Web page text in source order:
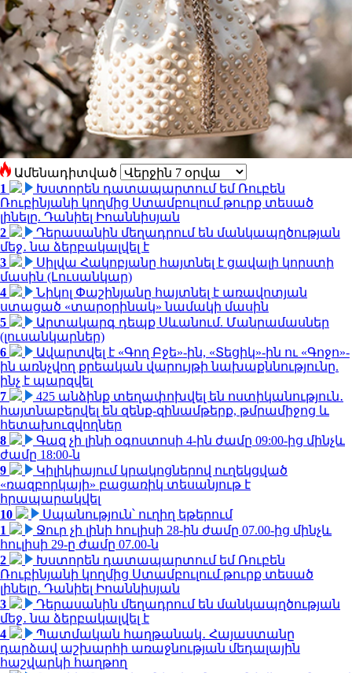
Ամենադիտված
1
Խստորեն դատապարտում եմ Ռուբեն
Ռուբինյանի կողմից Ստամբուլում թուրք տեսած
լինելը. Դանիել Իոաննիսյան
2
Դերասանին մեղադրում են մանկապղծության
մեջ․ նա ձերբակալվել է
3
Սիլվա Հակոբյանը հայտնել է ցավալի կորստի
մասին (Լուսանկար)
4
Նիկոլ Փաշինյանը հայտնել է առավոտյան
ստացած «տարօրինակ» նամակի մասին
5
Արտակարգ դեպք Սևանում. Մանրամասներ
(լուսանկարներ)
6
Ավարտվել է «Գող Բջե»-ին, «Տեցիկ»-ին ու «Գոջո»-
ին առնչվող քրեական վարույթի նախաքննությունը.
ինչ է պարզվել
7
425 անձինք տեղափոխվել են ոստիկանություն․
հայտնաբերվել են զենք-զինամթերք, թմրամիջոց և
հետախուզվողներ
8
Գազ չի լինի օգոստոսի 4-ին ժամը 09:00-ից մինչև
ժամը 18:00-ն
9
Կիլիկիայում կրակոցներով ուղեկցված
«ռազբորկայի» բացառիկ տեսանյութ է
հրապարակվել
10
Սպանություն՝ ուղիղ եթերում
1
Ջուր չի լինի հուլիսի 28-ին ժամը 07.00-ից մինչև
հուլիսի 29-ը ժամը 07.00-ն
2
Խստորեն դատապարտում եմ Ռուբեն
Ռուբինյանի կողմից Ստամբուլում թուրք տեսած
լինելը. Դանիել Իոաննիսյան
3
Դերասանին մեղադրում են մանկապղծության
մեջ․ նա ձերբակալվել է
4
Պատմական հաղթանակ․ Հայաստանը
դարձավ աշխարհի առաջնության մեդալային
հաշվարկի հաղթող